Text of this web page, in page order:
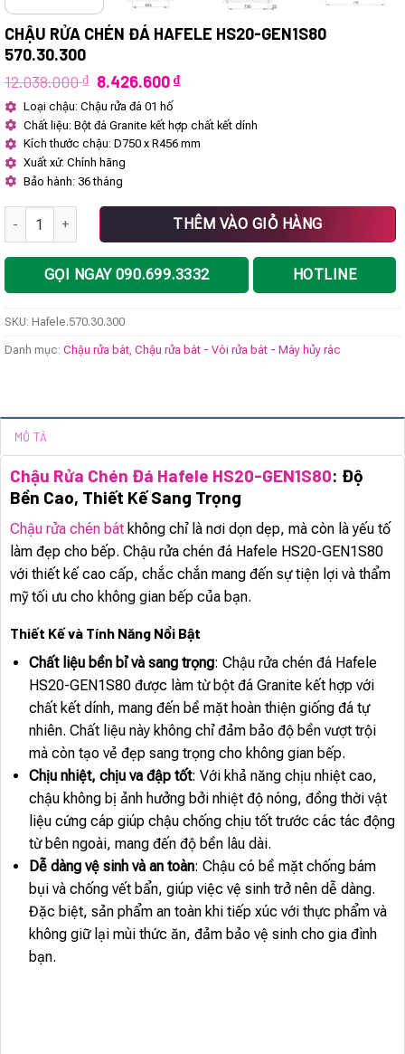
CHẬU RỬA CHÉN ĐÁ HAFELE HS20-GEN1S80
570.30.300
12.038.000₫ Giá
gốc
là:
12.038.000 ₫.
8.426.600₫Giá
là:
8.426.600 ₫.
Loại chậu: Chậu rửa đá 01 hố
Chất liệu: Bột đá Granite kết hợp chất kết dính
Kích thước chậu: D750 x R456 mm
Xuất xứ: Chính hãng
Bảo hành: 36 tháng
Chậu rửa chén đá Hafele HS20-GEN1S80 570.30.300 số lượng
THÊM VÀO GIỎ HÀNG
GỌI NGAY 090.699.3332 HOTLINE
SKU: Hafele.570.30.300
Danh mục: Chậu rửa bát, Chậu rửa bát - Vòi rửa bát - Máy hủy rác
MÔ TẢ
Chậu Rửa Chén Đá Hafele HS20-GEN1S80: Độ
Bền Cao, Thiết Kế Sang Trọng
Chậu rửa chén bát không chỉ là nơi dọn dẹp, mà còn là yếu tố
làm đẹp cho bếp. Chậu rửa chén đá Hafele HS20-GEN1S80
với thiết kế cao cấp, chắc chắn mang đến sự tiện lợi và thẩm
mỹ tối ưu cho không gian bếp của bạn.
Thiết Kế và Tính Năng Nổi Bật
Chất liệu bền bỉ và sang trọng: Chậu rửa chén đá Hafele
HS20-GEN1S80 được làm từ bột đá Granite kết hợp với
chất kết dính, mang đến bề mặt hoàn thiện giống đá tự
nhiên. Chất liệu này không chỉ đảm bảo độ bền vượt trội
mà còn tạo vẻ đẹp sang trọng cho không gian bếp.
Chịu nhiệt, chịu va đập tốt: Với khả năng chịu nhiệt cao,
chậu không bị ảnh hưởng bởi nhiệt độ nóng, đồng thời vật
liệu cứng cáp giúp chậu chống chịu tốt trước các tác động
từ bên ngoài, mang đến độ bền lâu dài.
Dễ dàng vệ sinh và an toàn: Chậu có bề mặt chống bám
bụi và chống vết bẩn, giúp việc vệ sinh trở nên dễ dàng.
Đặc biệt, sản phẩm an toàn khi tiếp xúc với thực phẩm và
không giữ lại mùi thức ăn, đảm bảo vệ sinh cho gia đình
bạn.